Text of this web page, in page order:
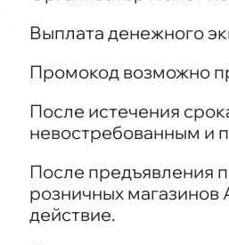
Выплата денежного
Промокод возможно
После истечения
невостребованным и
После предъявления
розничных
действие.